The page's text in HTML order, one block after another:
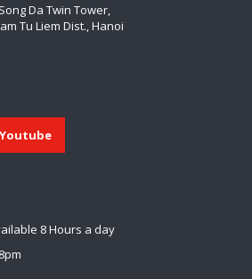
Da Twin Tower,
Tu Liem Dist., Hanoi
Youtube
8 Hours a day